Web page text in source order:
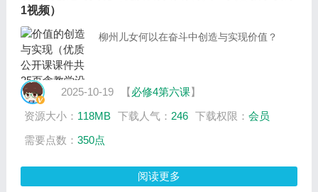
1视频）
柳州儿女何以在奋斗中创造与实现价值？
2025-10-19 【必修4第六课】
资源大小： 118MB 下载人气： 246 下载权限： 会员
需要点数： 350点
阅读更多